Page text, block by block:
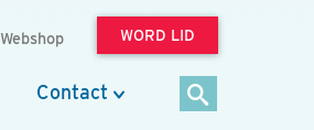
Webshop WORD LID
Contact